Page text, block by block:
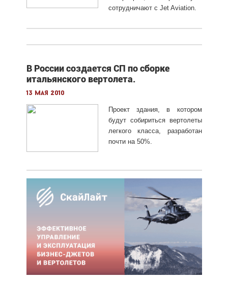
сотрудничают с Jet Aviation.
В России создается СП по сборке
итальянского вертолета.
13 мая 2010
Проект здания, в котором
будут собириться вертолеты
легкого класса, разработан
почти на 50%.